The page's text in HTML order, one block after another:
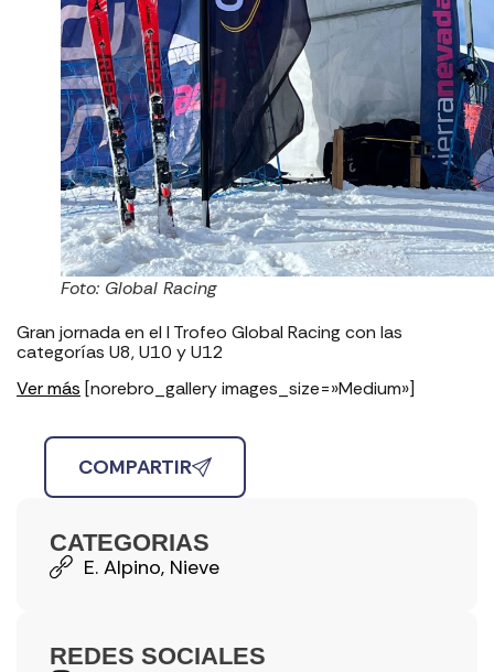
Foto: Global Racing
Gran jornada en el I Trofeo Global Racing con las
categorías U8, U10 y U12
Ver más [norebro_gallery images_size=»Medium»]
COMPARTIR
CATEGORIAS
E. Alpino, Nieve
REDES SOCIALES